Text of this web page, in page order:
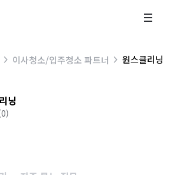
이사청소/입주청소 파트너 원스클리닝
닝
0)